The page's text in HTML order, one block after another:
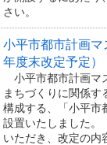
さい。
小平市都市計画
年度末改定予定）
小平市都市計画マ
まちづくりに関係
構成する、「小平市
設置いたしました
いただき、改定の内